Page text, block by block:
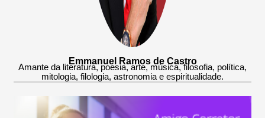
Emmanuel Ramos de Castro
Amante da literatura, poesia, arte, música, filosofia, política,
mitologia, filologia, astronomia e espiritualidade.